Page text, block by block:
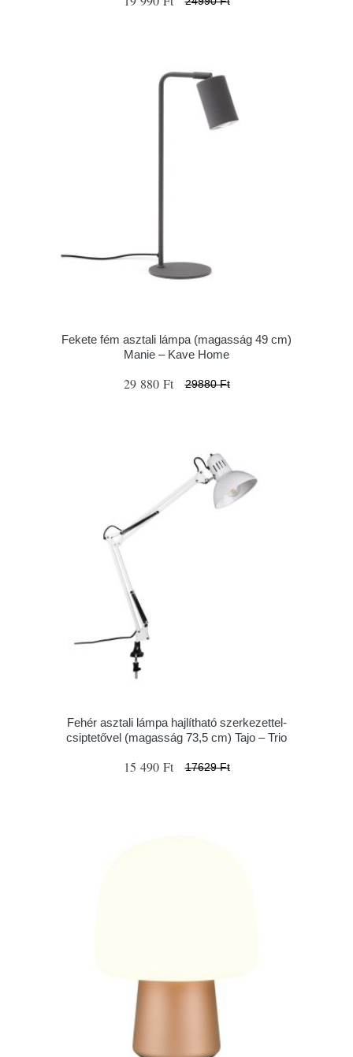
Fekete fém asztali lámpa (magasság 49 cm)
Manie – Kave Home
29 880 Ft 29880 Ft
Fehér asztali lámpa hajlítható szerkezettel-
csiptetővel (magasság 73,5 cm) Tajo – Trio
15 490 Ft 17629 Ft